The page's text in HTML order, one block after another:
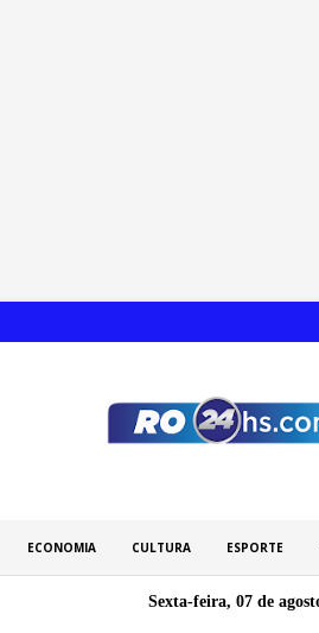
ECONOMIA CULTURA ESPORTE
Sexta-feira, 07 de